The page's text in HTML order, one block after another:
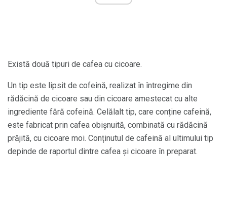
Există două tipuri de cafea cu cicoare.
Un tip este lipsit de cofeină, realizat în întregime din
rădăcină de cicoare sau din cicoare amestecat cu alte
ingrediente fără cofeină. Celălalt tip, care conține cafeină,
este fabricat prin cafea obișnuită, combinată cu rădăcină
prăjită, cu cicoare moi. Conținutul de cafeină al ultimului tip
depinde de raportul dintre cafea și cicoare în preparat.